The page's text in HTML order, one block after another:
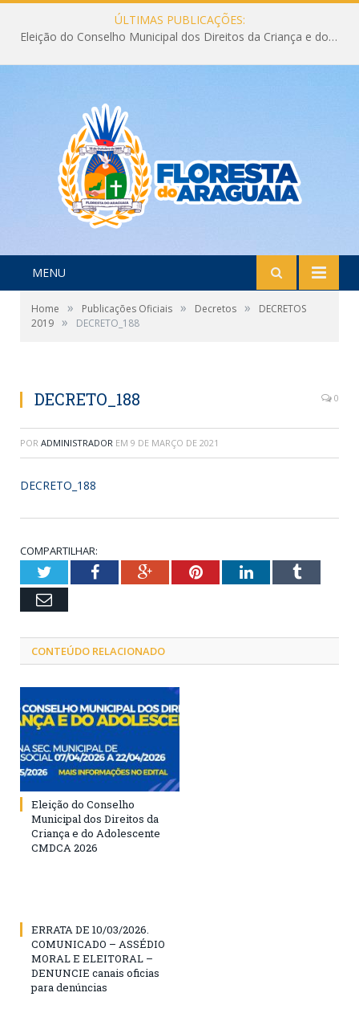
ÚLTIMAS PUBLICAÇÕES:
Eleição do Conselho Municipal dos Direitos da Criança e do Adolescente CMDCA 2026
MENU
Home » Publicações Oficiais » Decretos »
DECRETOS
2019 » DECRETO_188
DECRETO_188 0
POR ADMINISTRADOR EM 9 DE MARÇO DE 2021
DECRETO_188
COMPARTILHAR:
TwitterFacebookGoogle+PinterestLinkedInTumblr
Email
CONTEÚDO RELACIONADO
Eleição do Conselho
Municipal dos Direitos da
Criança e do Adolescente
CMDCA 2026
ERRATA DE 10/03/2026.
COMUNICADO – ASSÉDIO
MORAL E ELEITORAL –
DENUNCIE canais oficias
para denúncias